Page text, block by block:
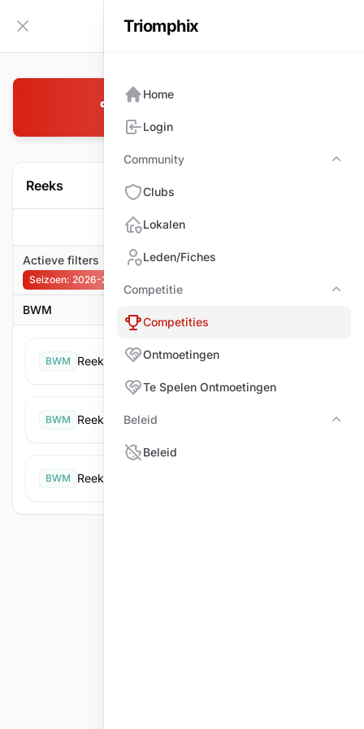
Zijbalk inklappen
BANDSTOTEN
Reeks
Actieve filters
Seizoen: 2026-2027 Filter verwijderen
BWM
BWM Reeks A
BWM Reeks B
BWM Reeks C
Triomphix
Home
Login
Community
Clubs
Lokalen
Leden/Fiches
Competitie
Competities
Ontmoetingen
Te Spelen Ontmoetingen
Beleid
Beleid